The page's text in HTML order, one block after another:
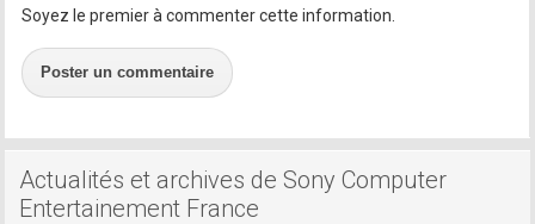
Soyez le premier à commenter cette information.
Poster un commentaire
Actualités et archives de Sony Computer
Entertainement France